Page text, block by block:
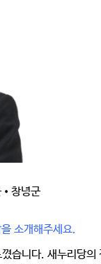
•창녕군
소개해주세요.
습니다. 새누리당의